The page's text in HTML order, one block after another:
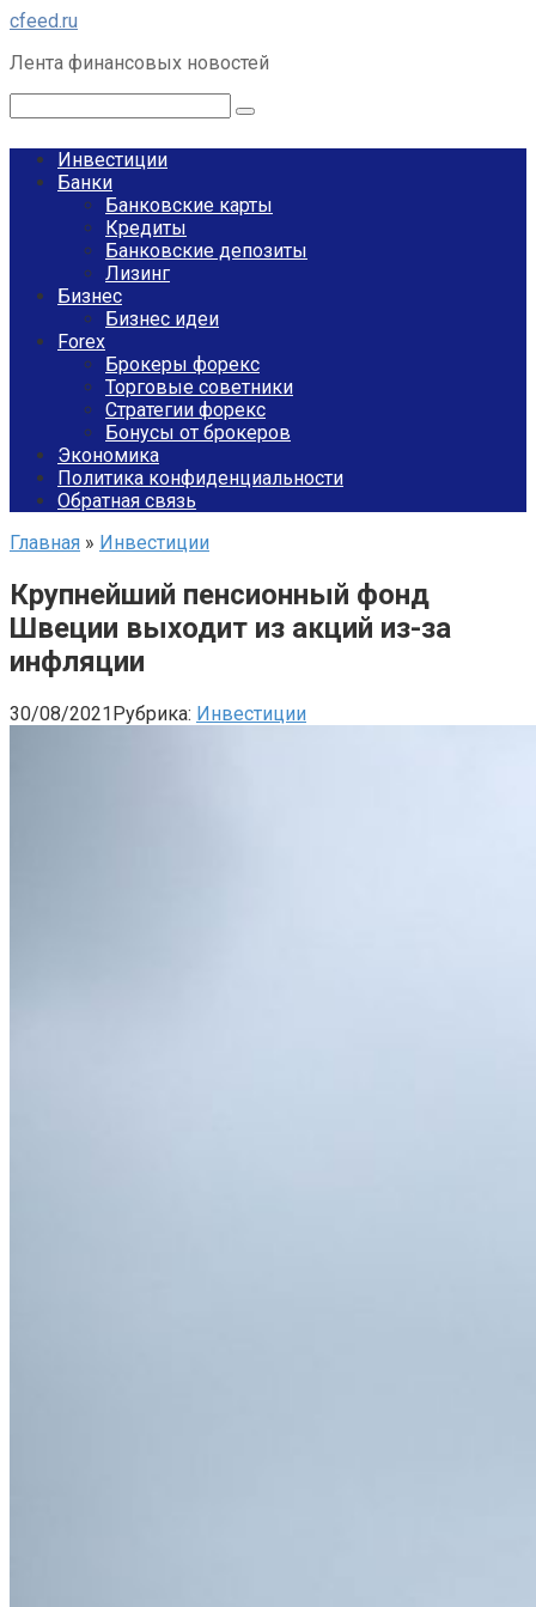
Перейти
контенту
cfeed.ru
Лента финансовых новостей
Инвестиции
Банки
Банковские карты
Кредиты
Банковские депозиты
Лизинг
Бизнес
Бизнес идеи
Forex
Брокеры форекс
Торговые советники
Стратегии форекс
Бонусы от брокеров
Экономика
Политика конфиденциальности
Обратная связь
Главная » Инвестиции
Крупнейший пенсионный фонд
Швеции выходит из акций из-за
инфляции
30/08/2021Рубрика: Инвестиции